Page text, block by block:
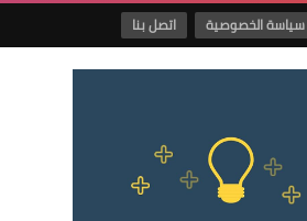
سياسة الخصوصية اتصل بنا